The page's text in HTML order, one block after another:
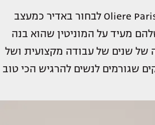
המהלך הזה של Oliere Paris לבחור באדיר כמעצב
מעיד על המוניטין שהוא בנה
של שנים של עבודה מקצועית ושל
שגורמים לנשים להרגיש הכי טוב